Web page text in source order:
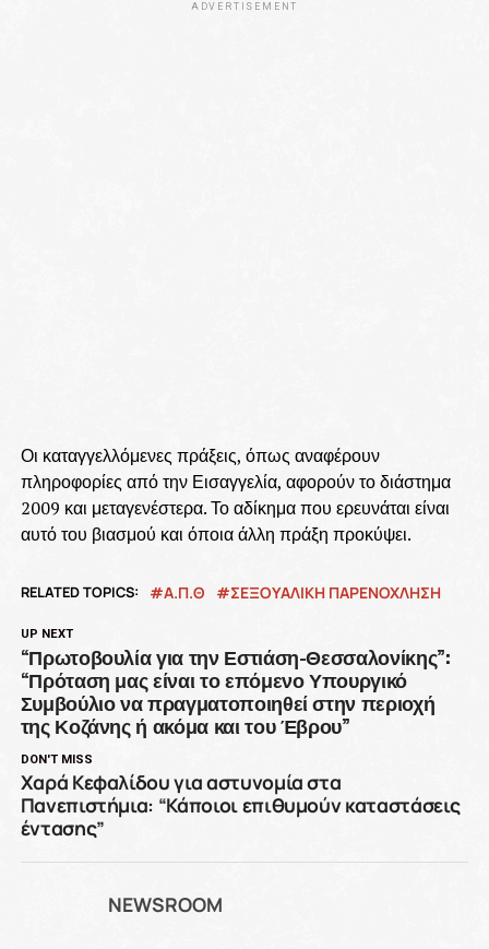
ADVERTISEMENT
Οι καταγγελλόμενες πράξεις, όπως αναφέρουν
πληροφορίες από την Εισαγγελία, αφορούν το διάστημα
2009 και μεταγενέστερα. Το αδίκημα που ερευνάται είναι
αυτό του βιασμού και όποια άλλη πράξη προκύψει.
RELATED TOPICS: Α.Π.Θ ΣΕΞΟΥΑΛΙΚΗ ΠΑΡΕΝΟΧΛΗΣΗ
UP NEXT
“Πρωτοβουλία για την Εστιάση-Θεσσαλονίκης”:
“Πρόταση μας είναι το επόμενο Υπουργικό
Συμβούλιο να πραγματοποιηθεί στην περιοχή
της Κοζάνης ή ακόμα και του Έβρου”
DON'T MISS
Xαρά Κεφαλίδου για αστυνομία στα
Πανεπιστήμια: “Κάποιοι επιθυμούν καταστάσεις
έντασης”
NEWSROOM